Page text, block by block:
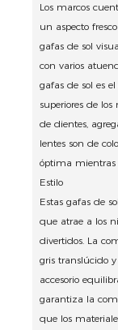
Los marcos
un aspecto
gafas de sol
con varios
gafas de sol es
superiores de
de dientes,
lentes son de
óptima
Estilo
Estas gafas de
que atrae a los
divertidos. La
gris translúcido
accesorio
garantiza la
que los